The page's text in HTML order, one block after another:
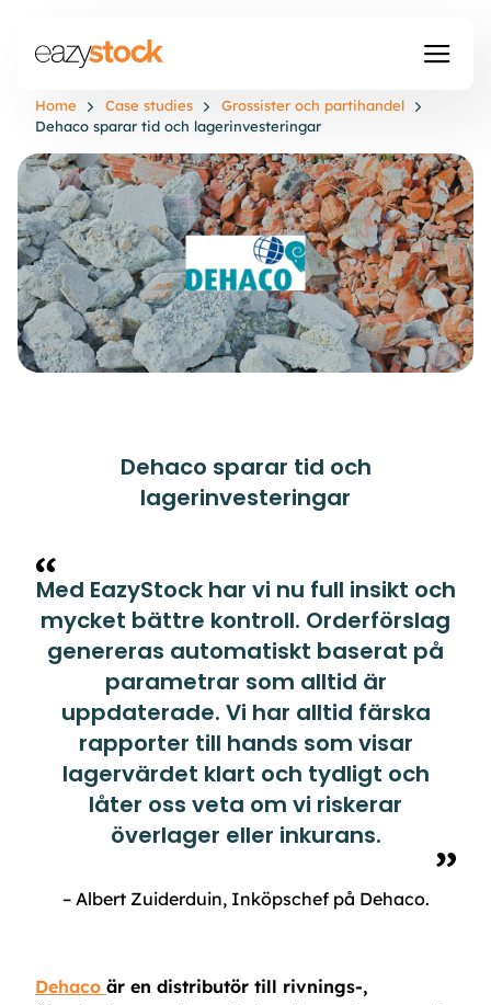
Home Case studies
Grossister och partihandel
Dehaco sparar tid och lagerinvesteringar
Dehaco sparar tid och
lagerinvesteringar
Med EazyStock har vi nu full insikt och
mycket bättre kontroll. Orderförslag
genereras automatiskt baserat på
parametrar som alltid är
uppdaterade. Vi har alltid färska
rapporter till hands som visar
lagervärdet klart och tydligt och
låter oss veta om vi riskerar
överlager eller inkurans.
– Albert Zuiderduin, Inköpschef på Dehaco.
Dehaco är en distributör till rivnings-,